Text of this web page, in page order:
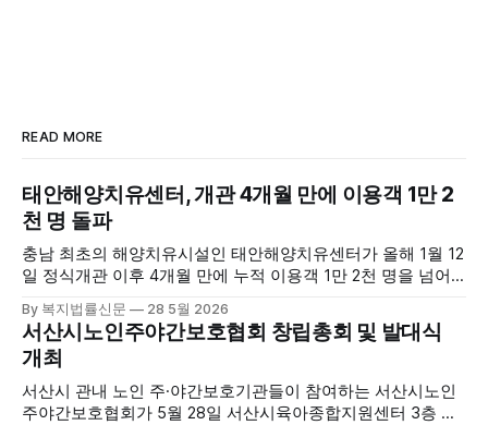
READ MORE
태안해양치유센터, 개관 4개월 만에 이용객 1만 2
천 명 돌파
충남 최초의 해양치유시설인 태안해양치유센터가 올해 1월 12
일 정식개관 이후 4개월 만에 누적 이용객 1만 2천 명을 넘어
양자원을 활용한 맞춤형 프로그램과 차별화된 웰니스 콘텐츠
를 선보이며 관광객과 군민의 발길을 끌고 있다. 센터는 염지
하수, 피트 등 태안의 청정 해양자원을 활용해 몸과 마음의 회
복을 돕는 다양한 프로그램을 운영하고
By 복지법률신문 28 5월 2026
서산시노인주야간보호협회 창립총회 및 발대식
개최
서산시 관내 노인 주·야간보호기관들이 참여하는 서산시노인
주야간보호협회가 5월 28일 서산시육아종합지원센터 3층 공